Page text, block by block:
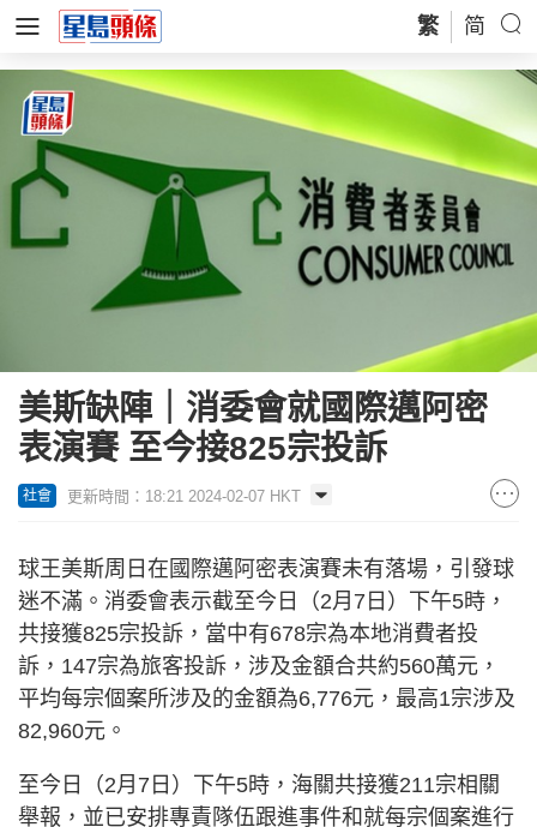
繁 简
美斯缺陣｜消委會就國際邁阿密
表演賽 至今接825宗投訴
社會 更新時間：18:21 2024-02-07 HKT
球王美斯周日在國際邁阿密表演賽未有落場，引發球
迷不滿。消委會表示截至今日（2月7日）下午5時，
共接獲825宗投訴，當中有678宗為本地消費者投
訴，147宗為旅客投訴，涉及金額合共約560萬元，
平均每宗個案所涉及的金額為6,776元，最高1宗涉及
82,960元。
至今日（2月7日）下午5時，海關共接獲211宗相關
舉報，並已安排專責隊伍跟進事件和就每宗個案進行